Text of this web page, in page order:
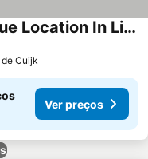
Spend The Night At A Unique Location In Limburg
Cuijk
Ver preços